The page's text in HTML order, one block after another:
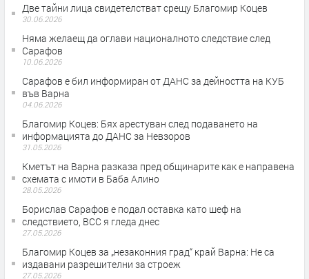
Две тайни лица свидетелстват срещу Благомир Коцев
30.06.2026
Няма желаещ да оглави националното следствие след
Сарафов
10.06.2026
Сарафов е бил информиран от ДАНС за дейността на КУБ
във Варна
04.06.2026
Благомир Коцев: Бях арестуван след подаването на
информацията до ДАНС за Невзоров
31.05.2026
Кметът на Варна разказа пред общинарите как е направена
схемата с имоти в Баба Алино
28.05.2026
Борислав Сарафов е подал оставка като шеф на
следствието, ВСС я гледа днес
27.05.2026
Благомир Коцев за „незаконния град“ край Варна: Не са
издавани разрешителни за строеж
27.05.2026